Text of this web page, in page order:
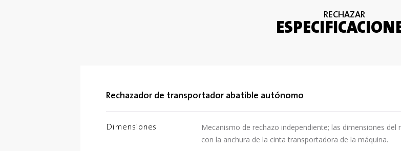
RECHAZAR
Rechazador de transportador abatible autónomo
Dimensiones
Mecanismo de rechazo independiente; las dimensiones
con la anchura de la cinta transportadora de la máquina.